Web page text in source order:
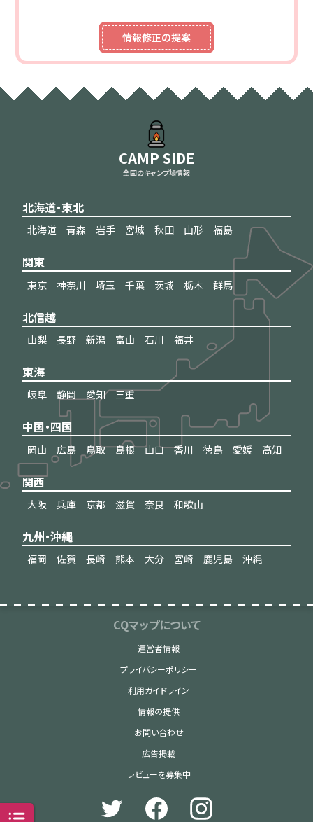
情報修正の提案
CAMP SIDE
全国のキャンプ場情報
北海道・東北
北海道 青森 岩手 宮城 秋田 山形 福島
関東
東京 神奈川 埼玉 千葉 茨城 栃木 群馬
北信越
山梨 長野 新潟 富山 石川 福井
東海
岐阜 静岡 愛知 三重
中国・四国
岡山 広島 鳥取 島根 山口 香川 徳島 愛媛 高知
関西
大阪 兵庫 京都 滋賀 奈良 和歌山
九州・沖縄
福岡 佐賀 長崎 熊本 大分 宮崎 鹿児島 沖縄
CQマップについて
運営者情報
プライバシーポリシー
利用ガイドライン
情報の提供
お問い合わせ
広告掲載
レビューを募集中